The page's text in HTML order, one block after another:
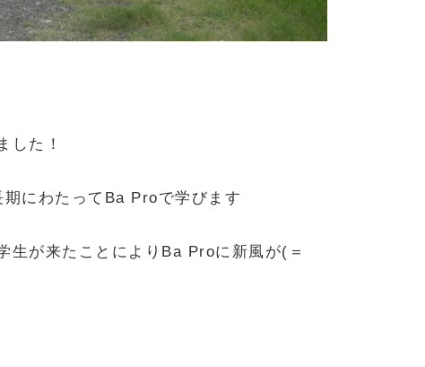
した！
にわたってBa Proで学びます
生が来たことによりBa Proに新風が(＝